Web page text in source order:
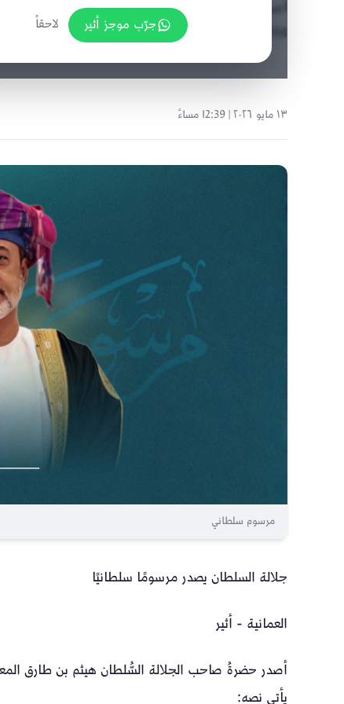
1998، ومكلفًا وزير الإسكان بإصدار اللائحة التنفيذية
١٣ مايو ٢٠٢٦ | 12:39 مساءً
مرسوم سلطاني
جلالة السلطان يصدر مرسومًا سلطانيًا
العمانية - أثير
أصدر حضرةُ صاحب الجلالة السُّلطان هيثم بن طارق
يأتي نصه:
جرّب موجز أثير
لاحقاً